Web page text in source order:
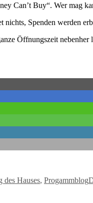
Can’t Buy“. Wer mag
Spenden werden
Öffnungszeit
Hauses, Progammblog